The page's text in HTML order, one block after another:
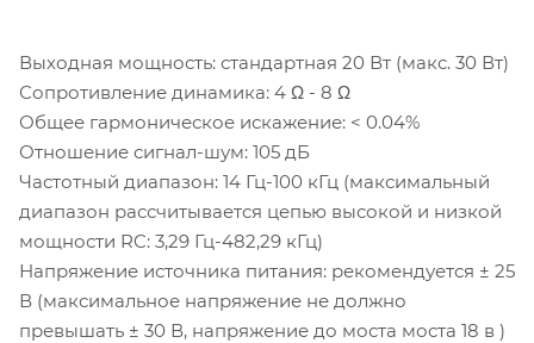
Выходная мощность: стандартная 20 Вт (макс. 30 Вт)
Сопротивление динамика: 4 Ω - 8 Ω
Общее гармоническое искажение: < 0.04%
Отношение сигнал-шум: 105 дБ
Частотный диапазон: 14 Гц-100 кГц (максимальный
диапазон рассчитывается цепью высокой и низкой
мощности RC: 3,29 Гц-482,29 кГц)
Напряжение источника питания: рекомендуется ± 25
В (максимальное напряжение не должно
превышать ± 30 В, напряжение до моста моста 18 в )